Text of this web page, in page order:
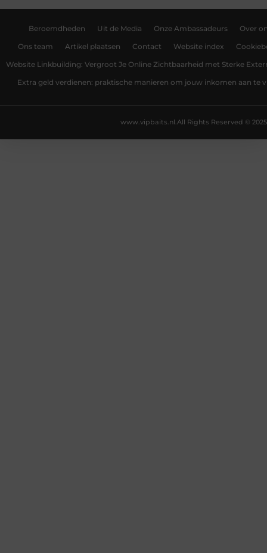
Beroemdheden Uit de Media Onze Ambassadeurs Over
Ons team Artikel plaatsen Contact Website index
Website Linkbuilding: Vergroot Je Online Zichtbaarheid met Sterke
Extra geld verdienen: praktische manieren om jouw inkomen aan te
All Rights Reserved © 2025
www.vipbaits.nl.